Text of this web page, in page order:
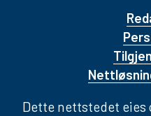
Dette nettstedet eies